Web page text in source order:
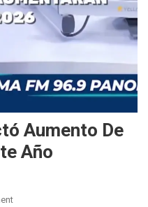
Aumento De
Año
On